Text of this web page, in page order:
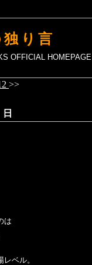
り言
OFFICIAL HOMEPAGE
>>
は
ベル。